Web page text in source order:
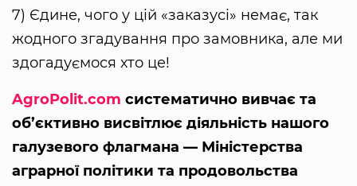
7) Єдине, чого у цій «заказусі» немає, так
жодного згадування про замовника, але ми
здогадуємося хто це!
AgroPolit.com систематично вивчає та
об’єктивно висвітлює діяльність нашого
галузевого флагмана — Міністерства
аграрної політики та продовольства